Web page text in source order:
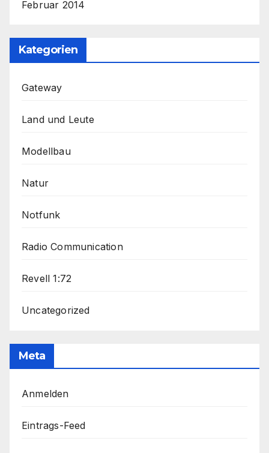
Februar 2014
Kategorien
Gateway
Land und Leute
Modellbau
Natur
Notfunk
Radio Communication
Revell 1:72
Uncategorized
Meta
Anmelden
Eintrags-Feed